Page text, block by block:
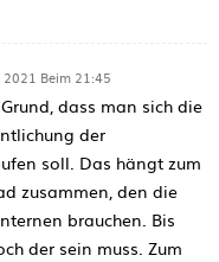
2021 Beim 21:45
dass man sich die
der
soll. Das hängt zum
zusammen, den die
brauchen. Bis
der sein muss. Zum